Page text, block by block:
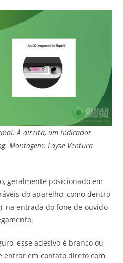
À direita, um indicador
Montagem: Layse Ventura
geralmente posicionado em
do aparelho, como dentro
na entrada do fone de ouvido
esse adesivo é branco ou
entrar em contato direto com